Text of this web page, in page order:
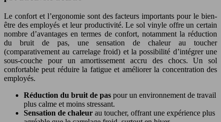
Le confort et l’ergonomie sont des facteurs importants pour le bien-
être des employés et leur productivité. Le sol vinyle offre un certain
nombre d’avantages en termes de confort, notamment la réduction
du bruit de pas, une sensation de chaleur au toucher
(comparativement au carrelage froid) et la possibilité d’intégrer une
sous-couche pour un amortissement accru des chocs. Un sol
confortable peut réduire la fatigue et améliorer la concentration des
employés.
Réduction du bruit de pas pour un environnement de travail
plus calme et moins stressant.
Sensation de chaleur au toucher, offrant une expérience plus